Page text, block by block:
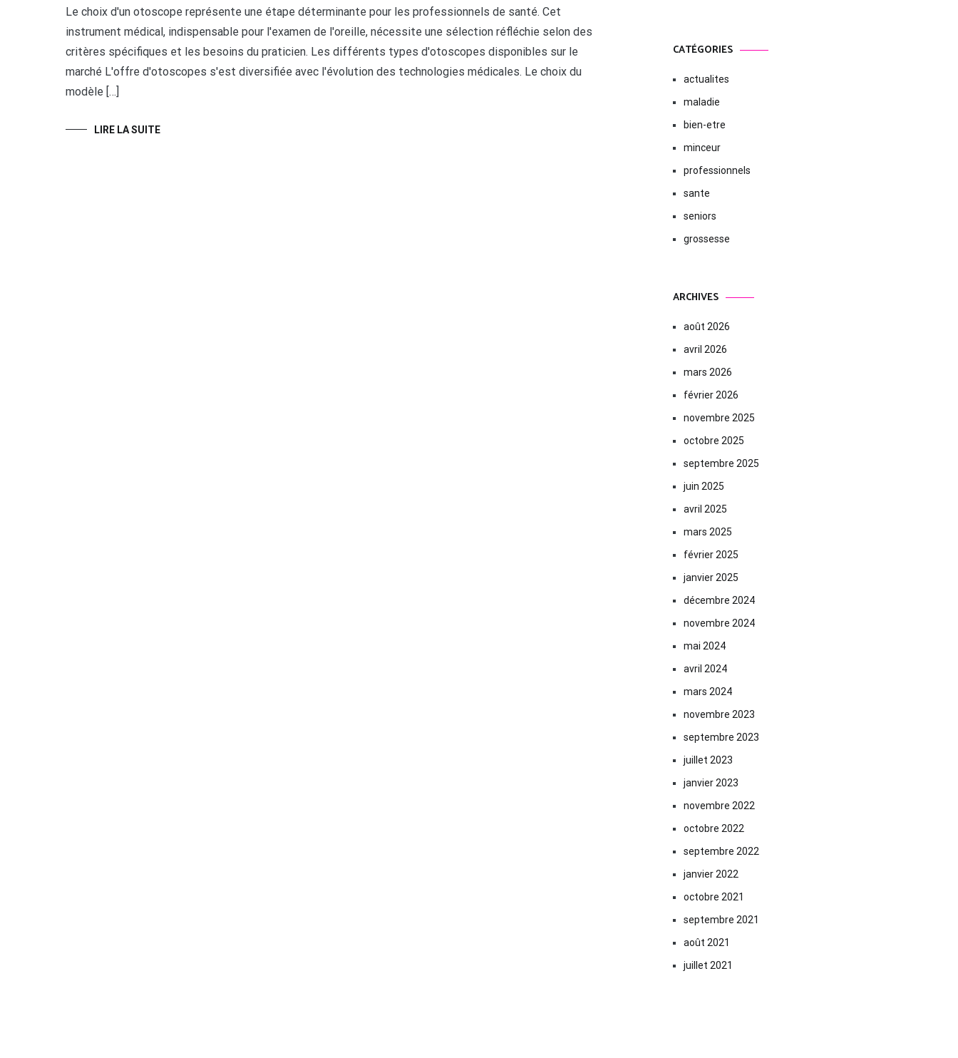
Le choix d'un otoscope représente une étape déterminante pour les professionnels de santé. Cet
instrument médical, indispensable pour l'examen de l'oreille, nécessite une sélection réfléchie selon des
critères spécifiques et les besoins du praticien. Les différents types d'otoscopes disponibles sur le
marché L'offre d'otoscopes s'est diversifiée avec l'évolution des technologies médicales. Le choix du
modèle […]
LIRE LA SUITE
CATÉGORIES
actualites
maladie
bien-etre
minceur
professionnels
sante
seniors
grossesse
ARCHIVES
août 2026
avril 2026
mars 2026
février 2026
novembre 2025
octobre 2025
septembre 2025
juin 2025
avril 2025
mars 2025
février 2025
janvier 2025
décembre 2024
novembre 2024
mai 2024
avril 2024
mars 2024
novembre 2023
septembre 2023
juillet 2023
janvier 2023
novembre 2022
octobre 2022
septembre 2022
janvier 2022
octobre 2021
septembre 2021
août 2021
juillet 2021